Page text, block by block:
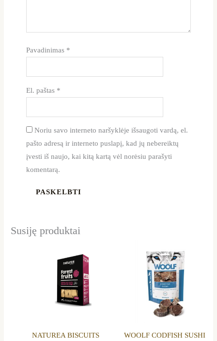
Pavadinimas *
El. paštas *
Noriu savo interneto naršyklėje išsaugoti vardą, el.
pašto adresą ir interneto puslapį, kad jų nebereiktų
įvesti iš naujo, kai kitą kartą vėl norėsiu parašyti
komentarą.
Susiję produktai
NATUREA BISCUITS
WOOLF CODFISH SUSHI